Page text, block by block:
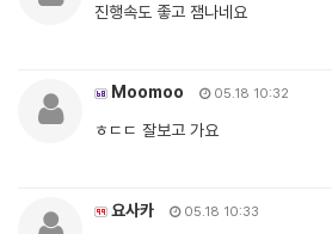
진행속도 좋고 잼나네요
Moomoo 05.18 10:32
ㅎㄷㄷ 잘보고 가요
요사카 05.18 10:33